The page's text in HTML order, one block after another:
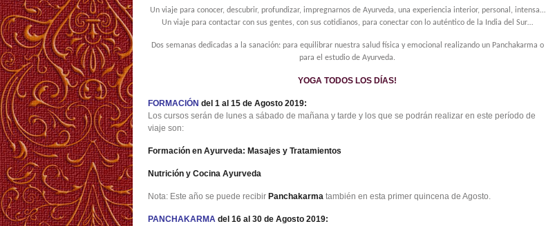
Un viaje para conocer, descubrir, profundizar, impregnarnos de Ayurveda, una experiencia interior, personal, intensa…
Un viaje para contactar con sus gentes, con sus cotidianos, para conectar con lo auténtico de la India del Sur…
Dos semanas dedicadas a la sanación: para equilibrar nuestra salud física y emocional realizando un Panchakarma o
para el estudio de Ayurveda.
YOGA TODOS LOS DÍAS!
FORMACIÓN del 1 al 15 de Agosto 2019:
Los cursos serán de lunes a sábado de mañana y tarde y los que se podrán realizar en este período de
viaje son:
Formación en Ayurveda: Masajes y Tratamientos
Nutrición y Cocina Ayurveda
Nota: Este año se puede recibir Panchakarma también en esta primer quincena de Agosto.
PANCHAKARMA del 16 al 30 de Agosto 2019: